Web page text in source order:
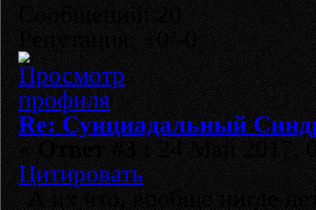
Сообщений: 20
Репутация: +0/-0
Re: Суициадальный
«Ответ #3 :24 Май 2017,
Цитировать
А их что, вообще нигде